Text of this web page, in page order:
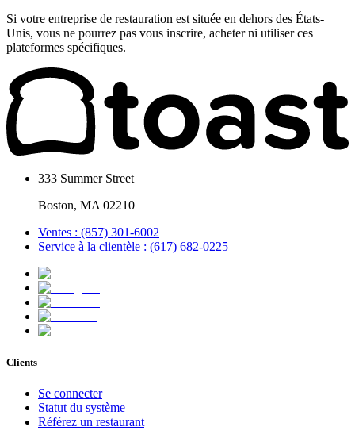
Si votre entreprise de restauration est située en dehors des États-
Unis, vous ne pourrez pas vous inscrire, acheter ni utiliser ces
plateformes spécifiques.
333 Summer Street
Boston, MA 02210
Ventes : (857) 301-6002
Service à la clientèle : (617) 682-0225
Clients
Se connecter
Statut du système
Référez un restaurant